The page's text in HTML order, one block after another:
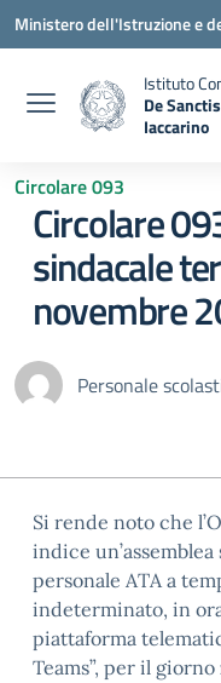
Vai ai contenuti
Vai al menu di navigazione
Vai al footer
Ministero dell'Istruzione e
Istituto
De
Iaccarino
Circolare 093
Circolare
sindacale
novembre
Personale
Si rende noto che
indice
personale ATA a
indeterminato, in
piattaforma
Teams”, per il giorno